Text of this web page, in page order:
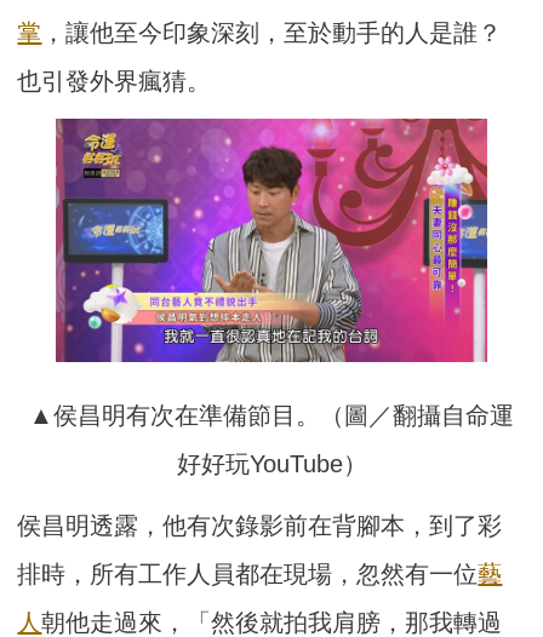
掌 ，讓他至今印象深刻，至於動手的人是誰？
也引發外界瘋猜。
▲侯昌明有次在準備節目。（圖／翻攝自命運
好好玩YouTube）
侯昌明透露，他有次錄影前在背腳本，到了彩
排時，所有工作人員都在現場，忽然有一位藝
人朝他走過來，「然後就拍我肩膀，那我轉過